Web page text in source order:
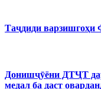
Таҷдиди варзишгоҳи
Донишҷӯёни ДТҶТ
медал ба даст